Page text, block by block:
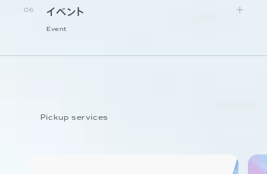
06 イベント
Event
Pickup services